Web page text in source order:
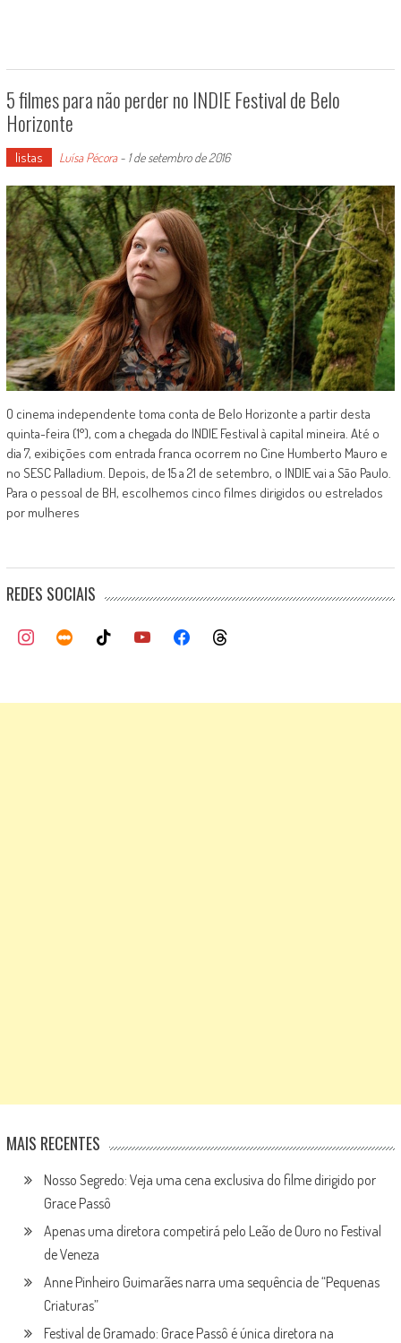
5 filmes para não perder no INDIE Festival de Belo
Horizonte
listas Luísa Pécora- 1 de setembro de 2016
O cinema independente toma conta de Belo Horizonte a partir desta
quinta-feira (1°), com a chegada do INDIE Festival à capital mineira. Até o
dia 7, exibições com entrada franca ocorrem no Cine Humberto Mauro e
no SESC Palladium. Depois, de 15 a 21 de setembro, o INDIE vai a São Paulo.
Para o pessoal de BH, escolhemos cinco filmes dirigidos ou estrelados
por mulheres
REDES SOCIAIS
MAIS RECENTES
Nosso Segredo: Veja uma cena exclusiva do filme dirigido por
Grace Passô
Apenas uma diretora competirá pelo Leão de Ouro no Festival
de Veneza
Anne Pinheiro Guimarães narra uma sequência de “Pequenas
Criaturas”
Festival de Gramado: Grace Passô é única diretora na